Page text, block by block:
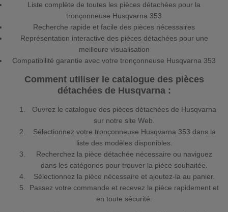
Liste complète de toutes les pièces détachées pour la
tronçonneuse Husqvarna 353
Recherche rapide et facile des pièces nécessaires
Représentation interactive des pièces détachées pour une
meilleure visualisation
Compatibilité garantie avec votre tronçonneuse Husqvarna 353
Comment utiliser le catalogue des pièces
détachées de Husqvarna :
Ouvrez le catalogue des pièces détachées de Husqvarna
sur notre site Web.
Sélectionnez votre tronçonneuse Husqvarna 353 dans la
liste des modèles disponibles.
Recherchez la pièce détachée nécessaire ou naviguez
dans les catégories pour trouver la pièce souhaitée.
Sélectionnez la pièce nécessaire et ajoutez-la au panier.
Passez votre commande et recevez la pièce rapidement et
en toute sécurité.